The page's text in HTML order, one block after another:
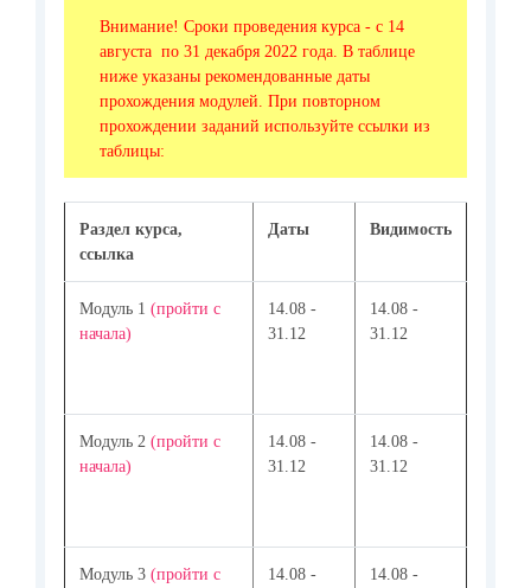
Внимание! Сроки проведения курса - с 14
августа по 31 декабря 2022 года. В таблице
ниже указаны рекомендованные даты
прохождения модулей. При повторном
прохождении заданий используйте ссылки из
таблицы:
Раздел курса,
ссылка
Даты Видимость
Модуль 1 (пройти с
начала)
14.08 -
31.12
14.08 -
31.12
Модуль 2 (пройти с
начала)
14.08 -
31.12
14.08 -
31.12
Модуль 3 (пройти с
14.08 -
14.08 -